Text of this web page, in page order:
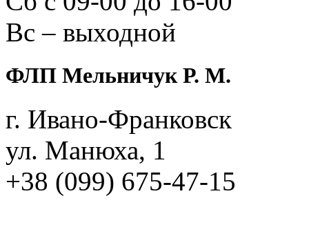
Вс – выходной
ФЛП Мельничук Р. М.
г. Ивано‑Франковск
ул. Манюха, 1
+38 (099) 675‑47‑15